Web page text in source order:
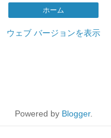
ホーム
ウェブ バージョンを表示
Powered by Blogger.